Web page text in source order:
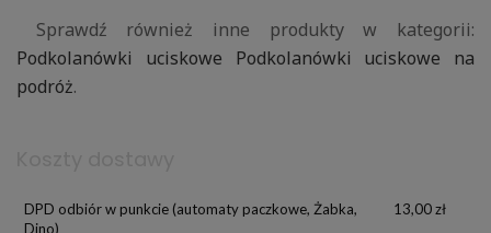
Sprawdź również inne produkty w kategorii:
Podkolanówki uciskowe
Podkolanówki uciskowe na
podróż.
DPD odbiór w punkcie(automaty paczkowe, Żabka,
Dino)
13,00 zł